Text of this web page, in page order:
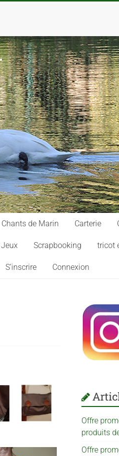
Chants de Marin Carterie
Scrapbooking tricot
S’inscrire Connexion
Offre
produits
Offre